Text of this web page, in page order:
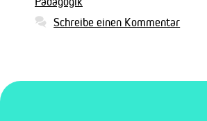
Schreibe einen Kommentar